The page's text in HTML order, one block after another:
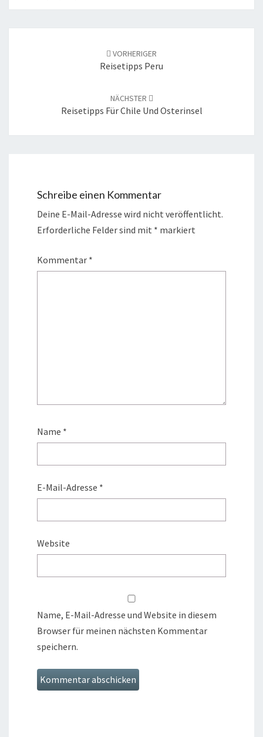
VORHERIGER
Reisetipps Peru
NÄCHSTER
Reisetipps Für Chile Und Osterinsel
Schreibe einen Kommentar
Deine E-Mail-Adresse wird nicht veröffentlicht.
Erforderliche Felder sind mit * markiert
Kommentar *
Name *
E-Mail-Adresse *
Website
Name, E-Mail-Adresse und Website in diesem
Browser für meinen nächsten Kommentar
speichern.